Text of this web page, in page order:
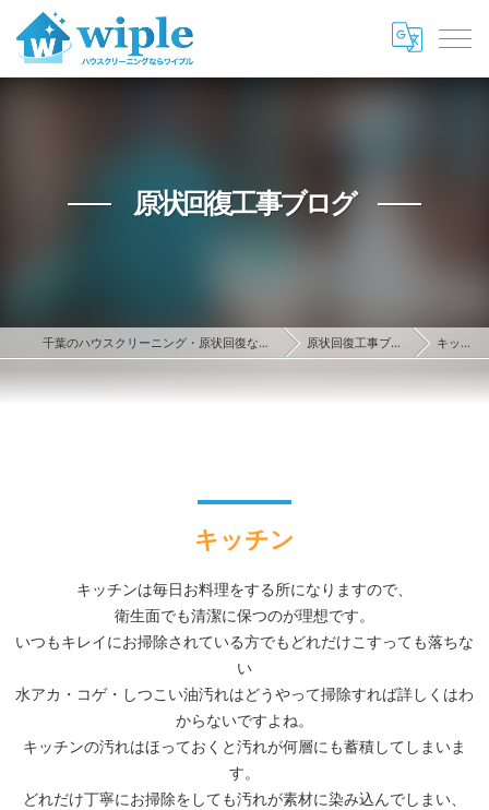
原状回復工事ブログ
千葉のハウスクリーニング・原状回復ならwiple 原状回復工事ブログ キッチン
キッチン
キッチンは毎日お料理をする所になりますので、
衛生面でも清潔に保つのが理想です。
いつもキレイにお掃除されている方でもどれだけこすっても落ちな
い
水アカ・コゲ・しつこい油汚れはどうやって掃除すれば詳しくはわ
からないですよね。
キッチンの汚れはほっておくと汚れが何層にも蓄積してしまいま
す。
どれだけ丁寧にお掃除をしても汚れが素材に染み込んでしまい、